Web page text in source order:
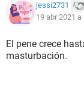
jessi2731
19 abr 2021
El pene crece
masturbación.